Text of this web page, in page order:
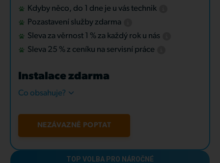
Kdyby něco, do 1 dne je u vás technik
Pozastavení služby zdarma
Sleva za věrnost 1 % za každý rok u nás
Sleva 25 % z ceníku na servisní práce
Instalace zdarma
Co obsahuje?
NEZÁVAZNĚ POPTAT